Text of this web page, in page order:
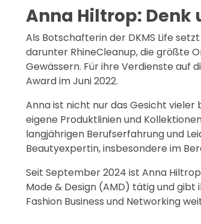
Anna Hiltrop: Denk
Als Botschafterin der DKMS Life
darunter RhineCleanup, die größte
Gewässern. Für ihre Verdienste auf
Award im Juni 2022.
Anna ist nicht nur das Gesicht
eigene Produktlinien und
langjährigen Berufserfahrung und
Beautyexpertin, insbesondere im
Seit September 2024 ist Anna
Mode & Design (AMD) tätig und
Fashion Business und Networking